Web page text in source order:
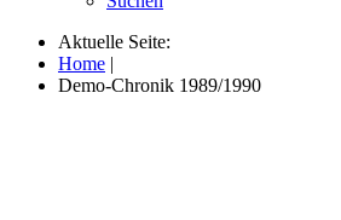
Aktuelle Seite:
Home |
Demo-Chronik 1989/1990